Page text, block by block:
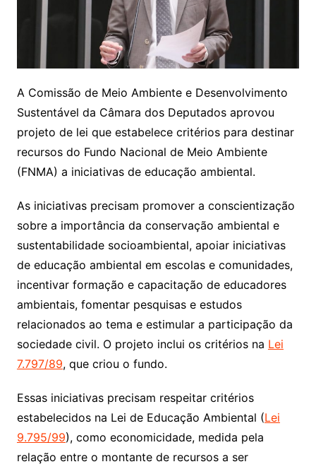
A Comissão de Meio Ambiente e Desenvolvimento
Sustentável da Câmara dos Deputados aprovou
projeto de lei que estabelece critérios para destinar
recursos do Fundo Nacional de Meio Ambiente
(FNMA) a iniciativas de educação ambiental.
As iniciativas precisam promover a conscientização
sobre a importância da conservação ambiental e
sustentabilidade socioambiental, apoiar iniciativas
de educação ambiental em escolas e comunidades,
incentivar formação e capacitação de educadores
ambientais, fomentar pesquisas e estudos
relacionados ao tema e estimular a participação da
sociedade civil. O projeto inclui os critérios na Lei
7.797/89, que criou o fundo.
Essas iniciativas precisam respeitar critérios
estabelecidos na Lei de Educação Ambiental (Lei
9.795/99), como economicidade, medida pela
relação entre o montante de recursos a ser